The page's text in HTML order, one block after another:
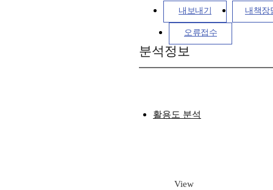
내보내기 내책장
오류접수
분석정보
활용도 분석
View